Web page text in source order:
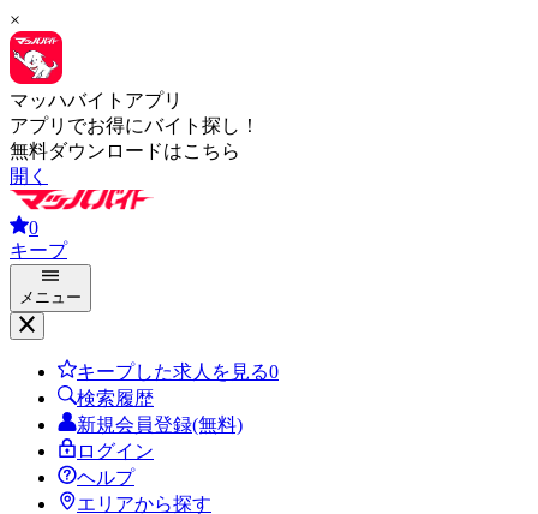
×
マッハバイトアプリ
アプリでお得にバイト探し！
無料ダウンロードはこちら
開く
0
キープ
メニュー
キープした求人を見る0
検索履歴
新規会員登録(無料)
ログイン
ヘルプ
エリアから探す